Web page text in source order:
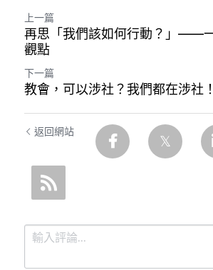
上一篇
再思「我們該如何行動？」——
觀點
下一篇
教會，可以涉社？我們都在涉社！
返回網站